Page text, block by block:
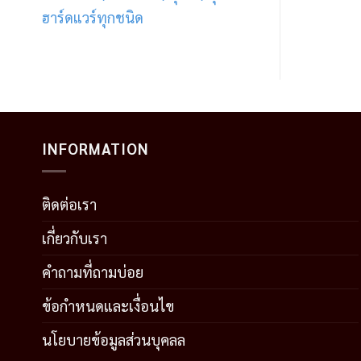
ฮาร์ดแวร์ทุกชนิด
INFORMATION
ติดต่อเรา
เกี่ยวกับเรา
คำถามที่ถามบ่อย
ข้อกำหนดและเงื่อนไข
นโยบายข้อมูลส่วนบุคลล